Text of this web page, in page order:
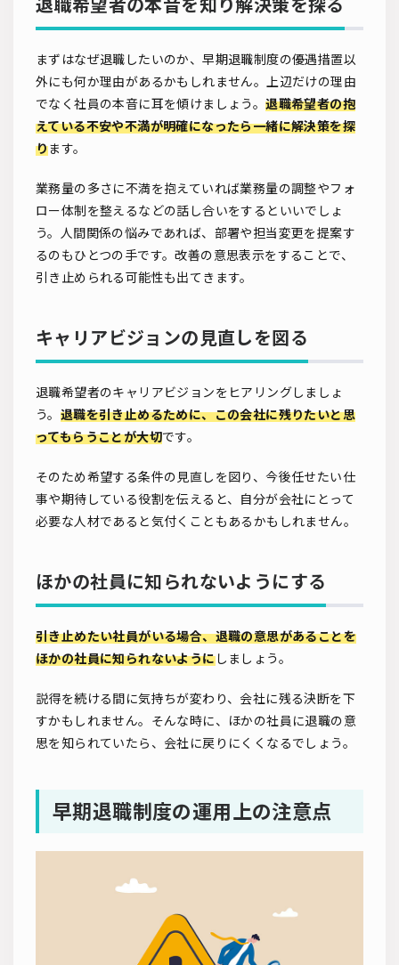
まずはなぜ退職したいのか、早期退職制度の優遇措置以
外にも何か理由があるかもしれません。上辺だけの理由
でなく社員の本音に耳を傾けましょう。退職希望者の抱
えている不安や不満が明確になったら一緒に解決策を探
ります。
業務量の多さに不満を抱えていれば業務量の調整やフォ
ロー体制を整えるなどの話し合いをするといいでしょ
う。人間関係の悩みであれば、部署や担当変更を提案す
るのもひとつの手です。改善の意思表示をすることで、
引き止められる可能性も出てきます。
キャリアビジョンの見直しを図る
退職希望者のキャリアビジョンをヒアリングしましょ
う。 退職を引き止めるために、この会社に残りたいと思
ってもらうことが大切です。
そのため希望する条件の見直しを図り、今後任せたい仕
事や期待している役割を伝えると、自分が会社にとって
必要な人材であると気付くこともあるかもしれません。
ほかの社員に知られないようにする
引き止めたい社員がいる場合、退職の意思があることを
ほかの社員に知られないようにしましょう。
説得を続ける間に気持ちが変わり、会社に残る決断を下
すかもしれません。そんな時に、ほかの社員に退職の意
思を知られていたら、会社に戻りにくくなるでしょう。
早期退職制度の運用上の注意点